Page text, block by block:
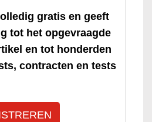
gratis en geeft
tot het opgevraagde
en tot honderden
contracten en tests